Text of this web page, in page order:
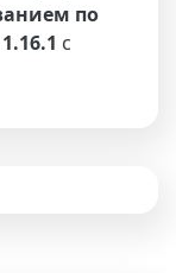
по
1.16.1 с